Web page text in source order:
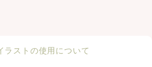
ラストの使用について